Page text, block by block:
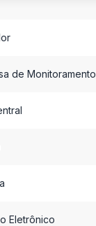
de Monitoramento
Eletrônico